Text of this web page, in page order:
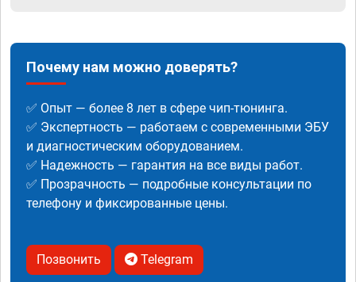
Почему нам можно доверять?
✅ Опыт — более 8 лет в сфере чип-тюнинга.
✅ Экспертность — работаем с современными ЭБУ
и диагностическим оборудованием.
✅ Надежность — гарантия на все виды работ.
✅ Прозрачность — подробные консультации по
телефону и фиксированные цены.
Позвонить Telegram